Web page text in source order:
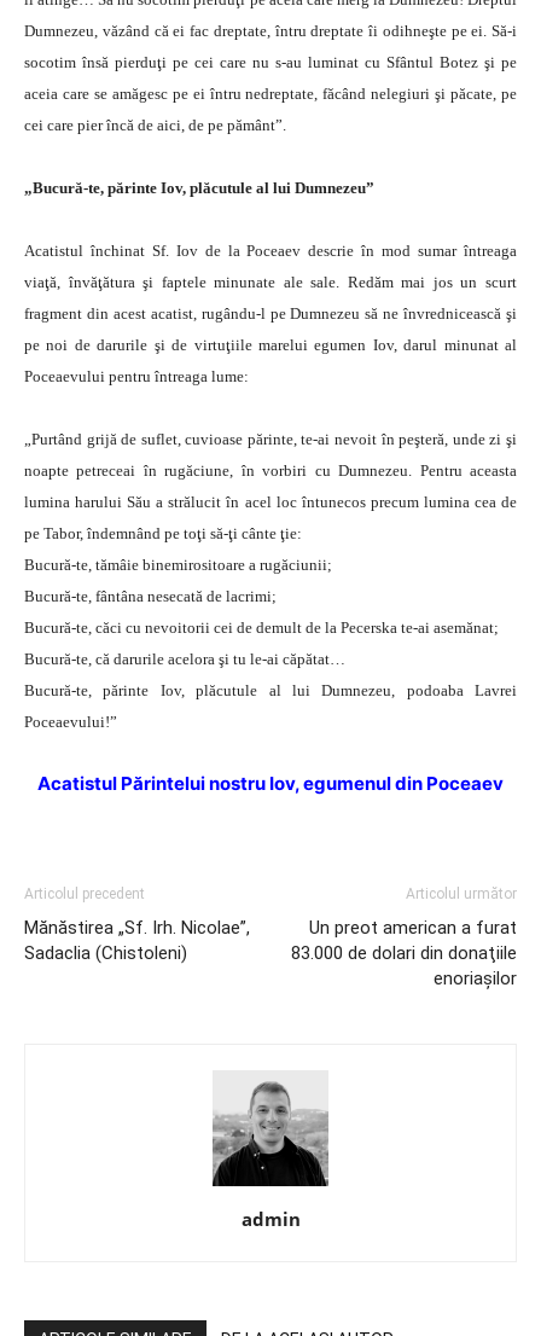
Dumnezeu, văzând că ei fac dreptate, întru dreptate îi odihneşte pe ei. Să-i
socotim însă pierduţi pe cei care nu s-au luminat cu Sfântul Botez şi pe
aceia care se amăgesc pe ei întru nedreptate, făcând nelegiuri şi păcate, pe
cei care pier încă de aici, de pe pământ”.
„Bucură-te, părinte Iov, plăcutule al lui Dumnezeu”
Acatistul închinat Sf. Iov de la Poceaev descrie în mod sumar întreaga
viaţă, învăţătura şi faptele minunate ale sale. Redăm mai jos un scurt
fragment din acest acatist, rugându-l pe Dumnezeu să ne învrednicească şi
pe noi de darurile şi de virtuţiile marelui egumen Iov, darul minunat al
Poceaevului pentru întreaga lume:
„Purtând grijă de suflet, cuvioase părinte, te-ai nevoit în peşteră, unde zi şi
noapte petreceai în rugăciune, în vorbiri cu Dumnezeu. Pentru aceasta
lumina harului Său a strălucit în acel loc întunecos precum lumina cea de
pe Tabor, îndemnând pe toţi să-ţi cânte ţie:
Bucură-te, tămâie binemirositoare a rugăciunii;
Bucură-te, fântâna nesecată de lacrimi;
Bucură-te, căci cu nevoitorii cei de demult de la Pecerska te-ai asemănat;
Bucură-te, că darurile acelora şi tu le-ai căpătat…
Bucură-te, părinte Iov, plăcutule al lui Dumnezeu, podoaba Lavrei
Poceaevului!”
Acatistul Părintelui nostru Iov, egumenul din Poceaev
Articolul precedent
Mănăstirea „Sf. Irh. Nicolae”,
Sadaclia (Chistoleni)
Articolul următor
Un preot american a furat
83.000 de dolari din donaţiile
enoriaşilor
admin